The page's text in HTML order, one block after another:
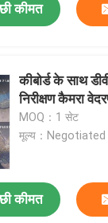
कीमत
कीबोर्ड के साथ
निरीक्षण कैमरा
MOQ：1 सेट
मूल्य：Negotiated
कीमत